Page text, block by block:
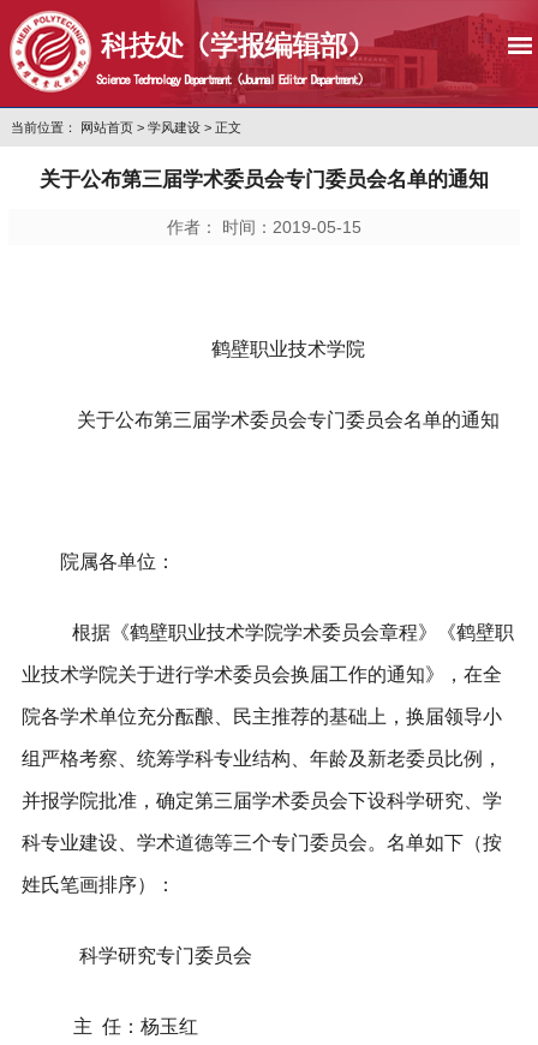
当前位置： 网站首页> 学风建设> 正文
关于公布第三届学术委员会专门委员会名单的通知
作者： 时间：2019-05-15
鹤壁职业技术学院
关于公布第三届学术委员会专门委员会名单的通知
院属各单位：
根据《鹤壁职业技术学院学术委员会章程》《鹤壁职
业技术学院关于进行学术委员会换届工作的通知》，在全
院各学术单位充分酝酿、民主推荐的基础上，换届领导小
组严格考察、统筹学科专业结构、年龄及新老委员比例，
并报学院批准，确定第三届学术委员会下设科学研究、学
科专业建设、学术道德等三个专门委员会。名单如下（按
姓氏笔画排序）：
科学研究专门委员会
主 任：杨玉红